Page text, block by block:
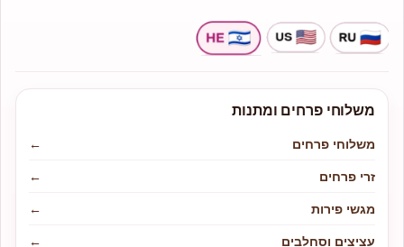
משלוחי פרחים ומתנות
משלוחי פרחים
←
זרי פרחים
←
מגשי פירות
←
עציצים וסחלבים
←